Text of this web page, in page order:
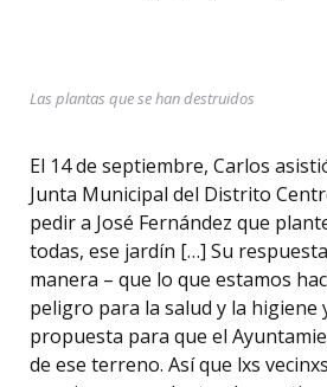
Las plantas que se han destruidos
El 14 de septiembre, Carlos
Junta Municipal del Distrito
pedir a José Fernández que
todas, ese jardín […] Su
manera – que lo que estamos
peligro para la salud y la higiene
propuesta para que el
de ese terreno. Así que lxs